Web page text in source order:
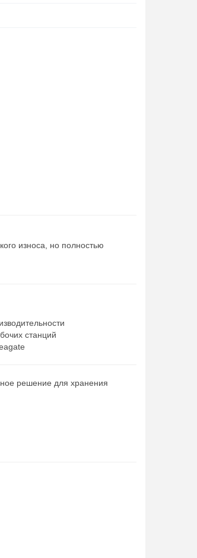
износа, но полностью
станций
решение для хранения